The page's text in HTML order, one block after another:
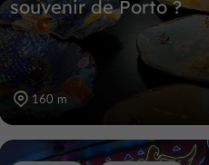
souvenir de Porto ?
160 m